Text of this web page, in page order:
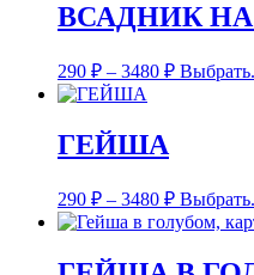
ВСАДНИК
290 ₽ – 3480 ₽
ГЕЙША
290 ₽ – 3480 ₽